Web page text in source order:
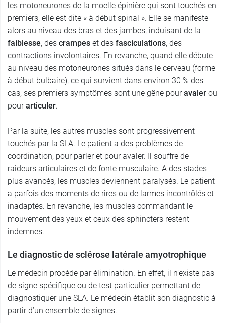
les motoneurones de la moelle épinière qui sont touchés en
premiers, elle est dite « à début spinal ». Elle se manifeste
alors au niveau des bras et des jambes, induisant de la
faiblesse, des crampes et des fasciculations, des
contractions involontaires. En revanche, quand elle débute
au niveau des motoneurones situés dans le cerveau (forme
à début bulbaire), ce qui survient dans environ 30 % des
cas, ses premiers symptômes sont une gêne pouravaler ou
pourarticuler.
Par la suite, les autres muscles sont progressivement
touchés par la SLA. Le patient a des problèmes de
coordination, pour parler et pour avaler. Il souffre de
raideurs articulaires et de fonte musculaire. A des stades
plus avancés, les muscles deviennent paralysés. Le patient
a parfois des moments de rires ou de larmes incontrôlés et
inadaptés. En revanche, les muscles commandant le
mouvement des yeux et ceux des sphincters restent
indemnes.
Le diagnostic de sclérose latérale amyotrophique
Le médecin procède par élimination. En effet, il n’existe pas
de signe spécifique ou de test particulier permettant de
diagnostiquer une SLA. Le médecin établit son diagnostic à
partir d’un ensemble de signes.